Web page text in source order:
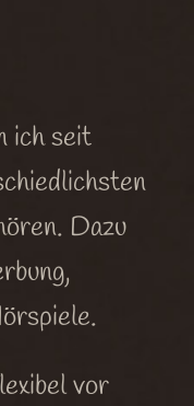
ich seit
Dazu
vor